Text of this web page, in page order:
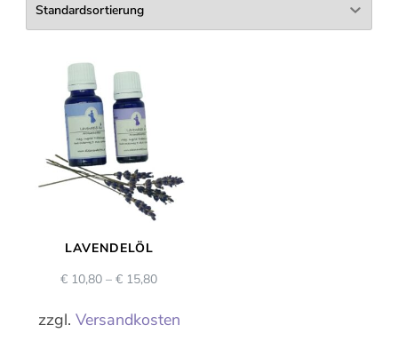
LAVENDELÖL
€ 10,80 –€ 15,80
zzgl. Versandkosten